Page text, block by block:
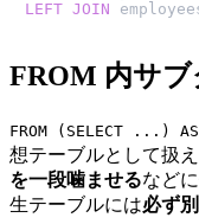
LEFT JOIN
FROM 内サブ
FROM (SELECT ...)
想テーブルとして扱え
を一段噛ませるなど
生テーブルには必ず